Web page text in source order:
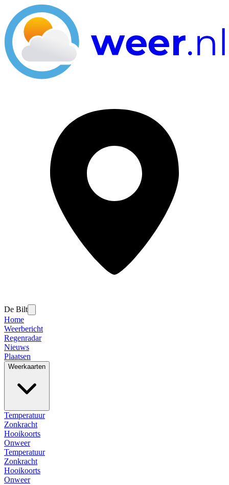
De Bilt
Home
Weerbericht
Regenradar
Nieuws
Plaatsen
Weerkaarten
Temperatuur
Zonkracht
Hooikoorts
Onweer
Temperatuur
Zonkracht
Hooikoorts
Onweer